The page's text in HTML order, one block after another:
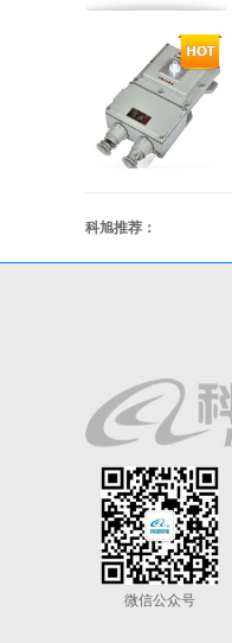
科旭推荐：
微信公众号